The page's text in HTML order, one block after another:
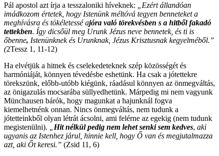
Pál apostol azt írja a tesszaloniki híveknek:
„Ezért állandóan
imádkozom értetek, hogy Istenünk méltóvá tegyen benneteket a
meghívásra és tökéletessé ajóra való törekvésben s a hitből fakadó
tettekben. Így dicsőül meg Urunk Jézus neve bennetek, és ti is
őbenne, Istenünknek és Urunknak, Jézus Krisztusnak kegyelméből.”
(2Tessz 1, 11-12)
Ha elvétjük a hitnek és cselekedeteknek szép közösségét és
harmóniáját, könnyen tévedésbe eshetünk. Ha csak a jótettekre
törekszünk, előbb-utóbb kiégünk, ráadásul könnyen az önmegváltás,
az önigazulás mocsarába süllyedhetünk. Márpedig mi nem vagyunk
Münchausen bárók, hogy magunkat a hajunknál fogva
kiemelhetnénk onnan. Nincs önmegváltás, nem tudunk a
jótetteinkből olyan létrát ácsolni, ami felérne az egekig (nem tudunk
megistenülni).
Hit nélkül pedig nem lehet senki sem kedves, aki
ugyanis az Istenhez járul, hinnie kell, hogy Ő van és megjutalmazza
azt, aki Őt keresi.” (Zsid 11, 6)